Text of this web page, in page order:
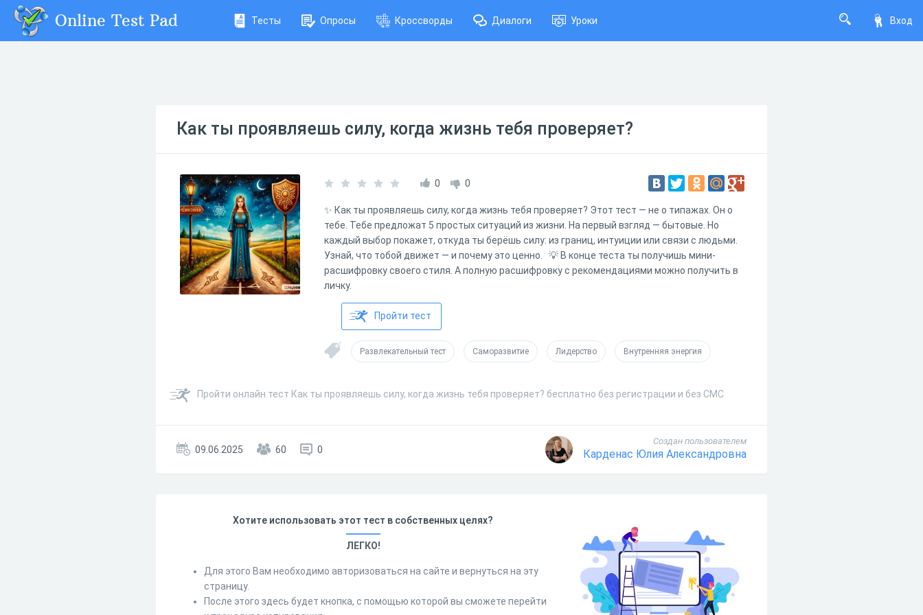
Вход
Online Test Pad Тесты Опросы Кроссворды Диалоги Уроки
Как ты проявляешь силу, когда жизнь тебя проверяет?
0 0
✨ Как ты проявляешь силу, когда жизнь тебя проверяет? Этот тест — не о типажах. Он о
тебе. Тебе предложат 5 простых ситуаций из жизни. На первый взгляд — бытовые. Но
каждый выбор покажет, откуда ты берёшь силу: из границ, интуиции или связи с людьми.
Узнай, что тобой движет — и почему это ценно. 💡 В конце теста ты получишь мини-
расшифровку своего стиля. А полную расшифровку с рекомендациями можно получить в
личку.
Пройти тест
Развлекательный тест Саморазвитие Лидерство Внутренняя энергия
Пройти онлайн тест Как ты проявляешь силу, когда жизнь тебя проверяет? бесплатно без регистрации и без СМС
09.06.2025 60 0
Создан пользователем
Карденас Юлия Александровна
Хотите использовать этот тест в собственных целях?
ЛЕГКО!
Для этого Вам необходимо авторизоваться на сайте и вернуться на эту
страницу.
После этого здесь будет кнопка, с помощью которой вы сможете перейти